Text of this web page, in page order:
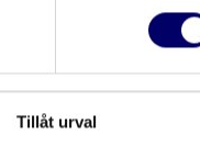
Tillåt urval